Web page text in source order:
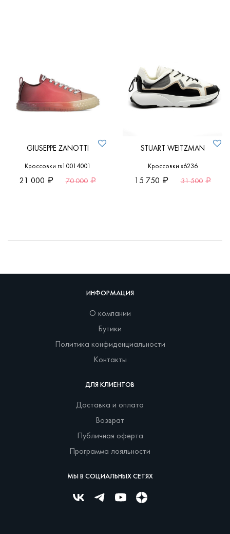
GIUSEPPE ZANOTTI
Кроссовки rs10014001
21 000 70 000
STUART WEITZMAN
Кроссовки s6236
15 750 31 500
ИНФОРМАЦИЯ
О компании
Бутики
Политика конфиденциальности
Контакты
ДЛЯ КЛИЕНТОВ
Доставка и оплата
Возврат
Публичная оферта
Программа лояльности
МЫ В СОЦИАЛЬНЫХ СЕТЯХ